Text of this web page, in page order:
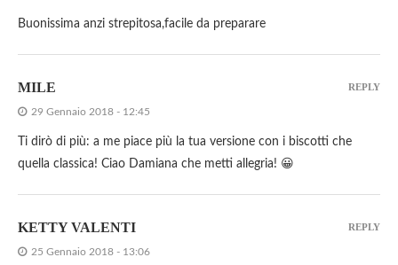
Buonissima anzi strepitosa,facile da preparare
MILE
29 Gennaio 2018 - 12:45
Ti dirò di più: a me piace più la tua versione con i biscotti che
quella classica! Ciao Damiana che metti allegria! 😀
REPLY
KETTY VALENTI
25 Gennaio 2018 - 13:06
REPLY